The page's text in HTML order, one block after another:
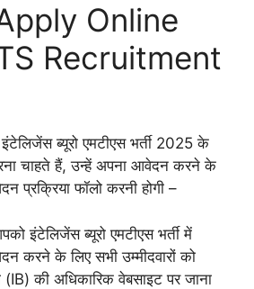
Online
Recruitment
इंटेलिजेंस ब्यूरो एमटीएस भर्ती 2025 के
चाहते हैं, उन्हें अपना आवेदन करने के
प्रक्रिया फॉलो करनी होगी –
इंटेलिजेंस ब्यूरो एमटीएस भर्ती में
करने के लिए सभी उम्मीदवारों को
(IB) की अधिकारिक वेबसाइट पर जाना